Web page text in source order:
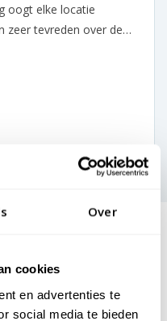
Over
cookies
en advertenties te
social media te bieden
oogt elke locatie
zeer tevreden over de
(m.u.v. masten)
& BE